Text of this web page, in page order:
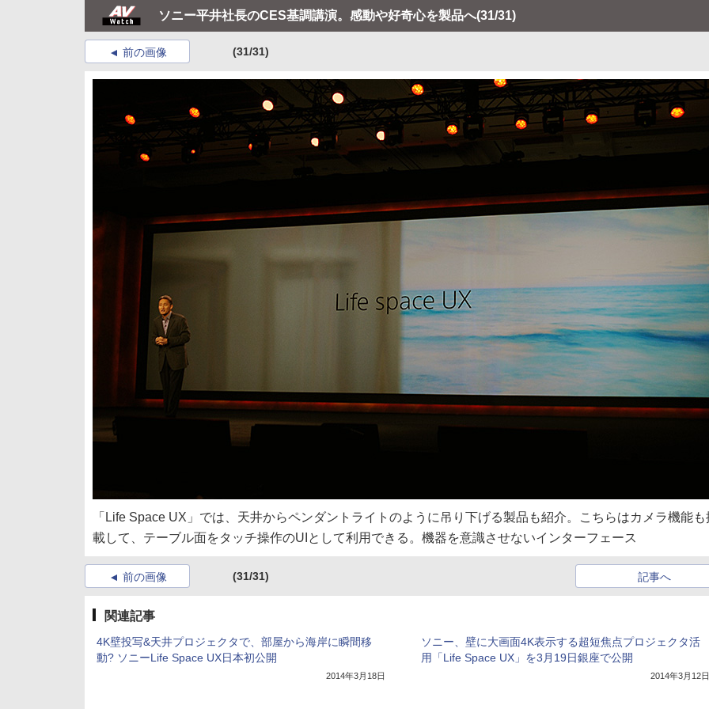
ソニー平井社長のCES基調講演。感動や好奇心を製品へ(31/31)
前の画像 (31/31)
「Life Space UX」では、天井からペンダントライトのように吊り下げる製品も紹介。こちらはカメラ機能も
載して、テーブル面をタッチ操作のUIとして利用できる。機器を意識させないインターフェース
前の画像 (31/31) 記事へ
関連記事
4K壁投写&天井プロジェクタで、部屋から海岸に瞬間移
動? ソニーLife Space UX日本初公開
2014年3月18日
ソニー、壁に大画面4K表示する超短焦点プロジェクタ活
用「Life Space UX」を3月19日銀座で公開
2014年3月12日